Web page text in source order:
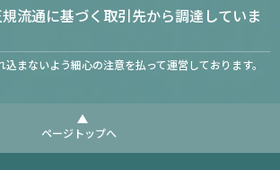
流通に基づく取引先から調達していま
まないよう細心の注意を払って運営しております。
ページトップへ